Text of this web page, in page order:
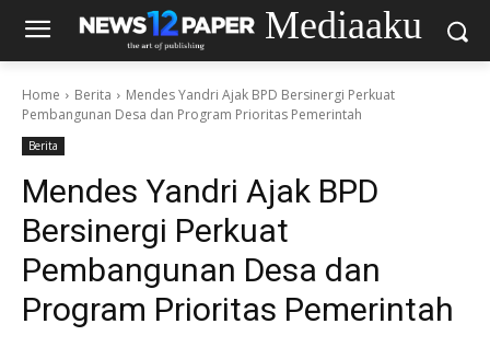
Mediaaku
Home Berita
Mendes Yandri Ajak BPD Bersinergi Perkuat
Pembangunan Desa dan Program Prioritas Pemerintah
Berita
Mendes Yandri Ajak BPD
Bersinergi Perkuat
Pembangunan Desa dan
Program Prioritas Pemerintah